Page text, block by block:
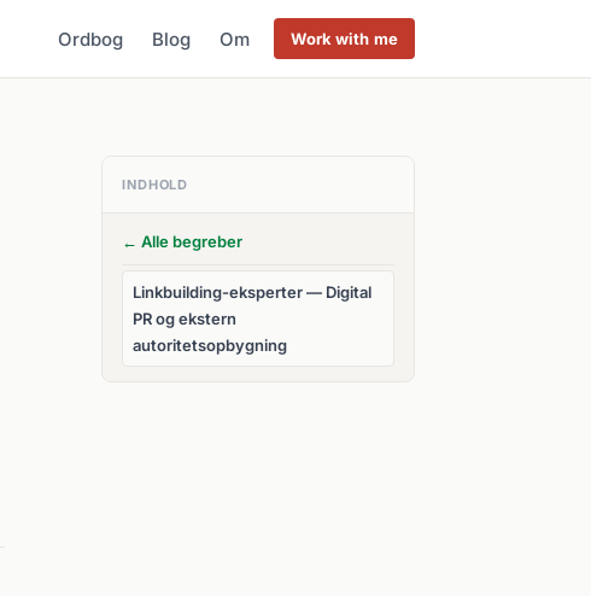
Ordbog Blog Om Work with me
INDHOLD
← Alle begreber
Linkbuilding-eksperter — Digital
PR og ekstern
autoritetsopbygning